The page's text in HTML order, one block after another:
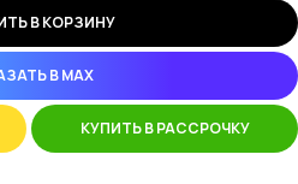
В КОРЗИНУ
В MAX
КУПИТЬ В РАССРОЧКУ